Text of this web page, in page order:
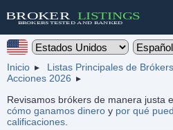
Inicio Listas Principales de Brókers
Acciones 2026
Revisamos brókers de manera justa
cómo ganamos dinero y por qué
calificaciones